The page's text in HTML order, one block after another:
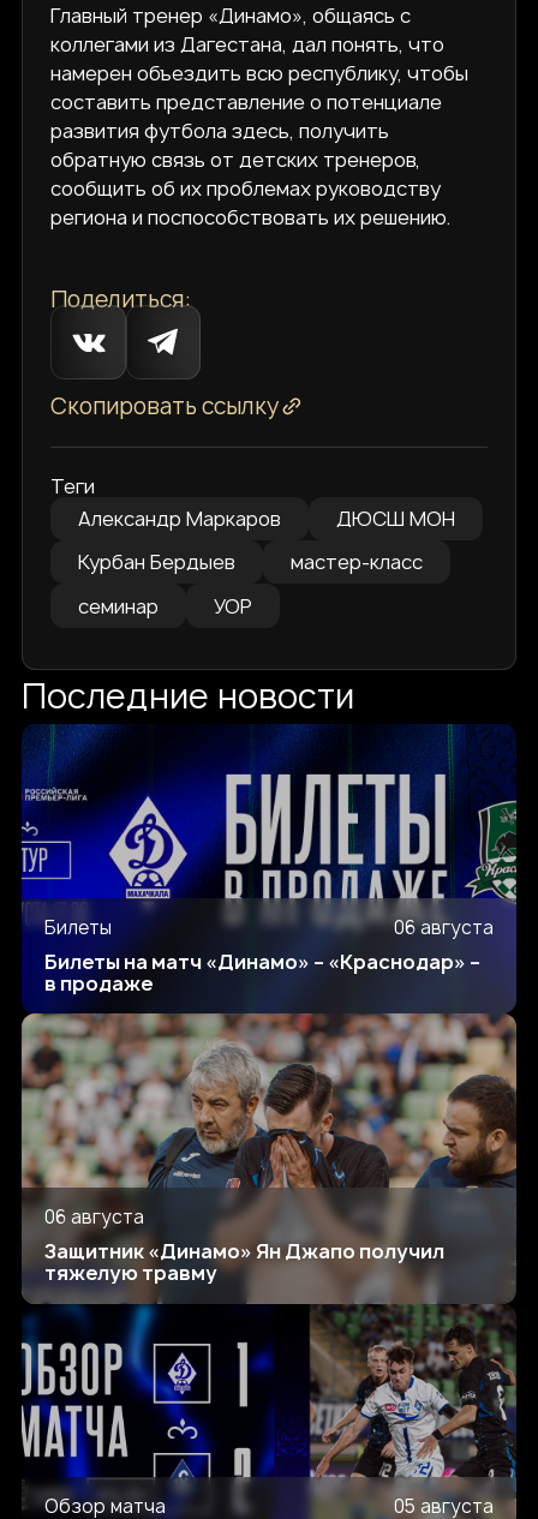
Главный тренер «Динамо», общаясь с
коллегами из Дагестана, дал понять, что
намерен объездить всю республику, чтобы
составить представление о потенциале
развития футбола здесь, получить
обратную связь от детских тренеров,
сообщить об их проблемах руководству
региона и поспособствовать их решению.
Поделиться:
Скопировать ссылку
Теги
Александр Маркаров
ДЮСШ МОН
Курбан Бердыев
мастер-класс
семинар
УОР
Последние новости
Билеты 06 августа
Билеты на матч «Динамо» – «Краснодар» –
в продаже
06 августа
Защитник «Динамо» Ян Джапо получил
тяжелую травму
Обзор матча 05 августа